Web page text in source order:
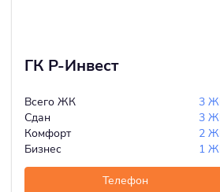
ГК Р-Инвест
Всего ЖК
3
Сдан
3
Комфорт
2
Бизнес
1
Телефон